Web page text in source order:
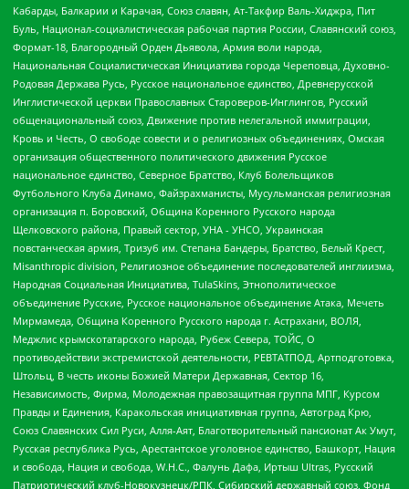
Кабарды, Балкарии и Карачая, Союз славян, Ат-Такфир Валь-Хиджра, Пит
Буль, Национал-социалистическая рабочая партия России, Славянский союз,
Формат-18, Благородный Орден Дьявола, Армия воли народа,
Национальная Социалистическая Инициатива города Череповца, Духовно-
Родовая Держава Русь, Русское национальное единство, Древнерусской
Инглистической церкви Православных Староверов-Инглингов, Русский
общенациональный союз, Движение против нелегальной иммиграции,
Кровь и Честь, О свободе совести и о религиозных объединениях, Омская
организация общественного политического движения Русское
национальное единство, Северное Братство, Клуб Болельщиков
Футбольного Клуба Динамо, Файзрахманисты, Мусульманская религиозная
организация п. Боровский, Община Коренного Русского народа
Щелковского района, Правый сектор, УНА - УНСО, Украинская
повстанческая армия, Тризуб им. Степана Бандеры, Братство, Белый Крест,
Misanthropic division, Религиозное объединение последователей инглиизма,
Народная Социальная Инициатива, TulaSkins, Этнополитическое
объединение Русские, Русское национальное объединение Атака, Мечеть
Мирмамеда, Община Коренного Русского народа г. Астрахани, ВОЛЯ,
Меджлис крымскотатарского народа, Рубеж Севера, ТОЙС, О
противодействии экстремистской деятельности, РЕВТАТПОД, Артподготовка,
Штольц, В честь иконы Божией Матери Державная, Сектор 16,
Независимость, Фирма, Молодежная правозащитная группа МПГ, Курсом
Правды и Единения, Каракольская инициативная группа, Автоград Крю,
Союз Славянских Сил Руси, Алля-Аят, Благотворительный пансионат Ак Умут,
Русская республика Русь, Арестантское уголовное единство, Башкорт, Нация
и свобода, Нация и свобода, W.H.С., Фалунь Дафа, Иртыш Ultras, Русский
Патриотический клуб-Новокузнецк/РПК, Сибирский державный союз, Фонд